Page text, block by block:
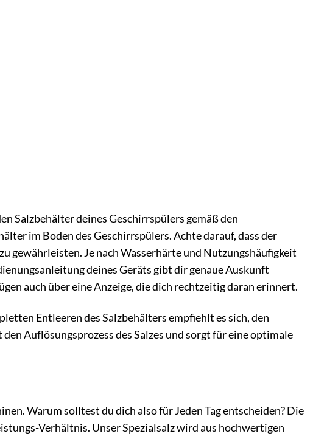
Salzbehälter deines Geschirrspülers gemäß den
im Boden des Geschirrspülers. Achte darauf, dass der
gewährleisten. Je nach Wasserhärte und Nutzungshäufigkeit
deines Geräts gibt dir genaue Auskunft
auch über eine Anzeige, die dich rechtzeitig daran erinnert.
Entleeren des Salzbehälters empfiehlt es sich, den
Auflösungsprozess des Salzes und sorgt für eine optimale
Warum solltest du dich also für Jeden Tag entscheiden? Die
Verhältnis. Unser Spezialsalz wird aus hochwertigen